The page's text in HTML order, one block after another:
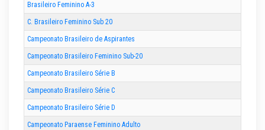
Brasileiro Feminino A-3
C. Brasileiro Feminino Sub 20
Campeonato Brasileiro de Aspirantes
Campeonato Brasileiro Feminino Sub-20
Campeonato Brasileiro Série B
Campeonato Brasileiro Série C
Campeonato Brasileiro Série D
Campeonato Paraense Feminino Adulto